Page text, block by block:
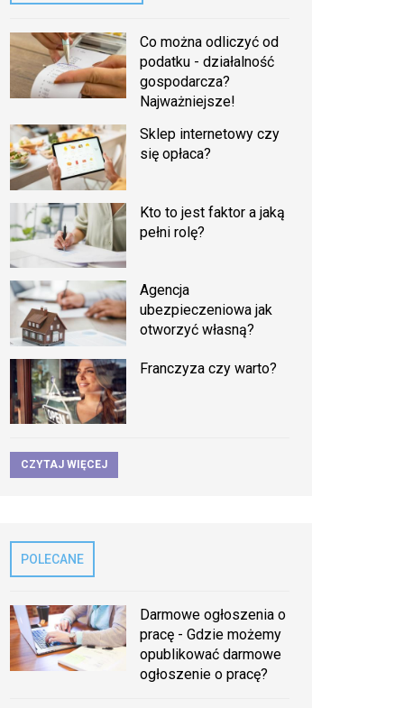
Co można odliczyć od
podatku - działalność
gospodarcza?
Najważniejsze!
Sklep internetowy czy
się opłaca?
Kto to jest faktor a jaką
pełni rolę?
Agencja
ubezpieczeniowa jak
otworzyć własną?
Franczyza czy warto?
CZYTAJ WIĘCEJ
POLECANE
Darmowe ogłoszenia o
pracę - Gdzie możemy
opublikować darmowe
ogłoszenie o pracę?